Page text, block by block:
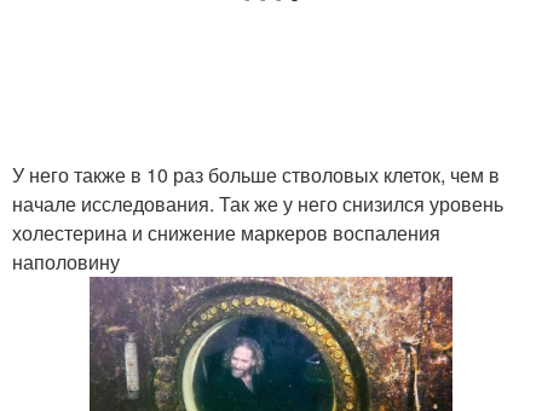
У него также в 10 раз больше стволовых клеток, чем в
начале исследования. Так же у него снизился уровень
холестерина и снижение маркеров воспаления
наполовину